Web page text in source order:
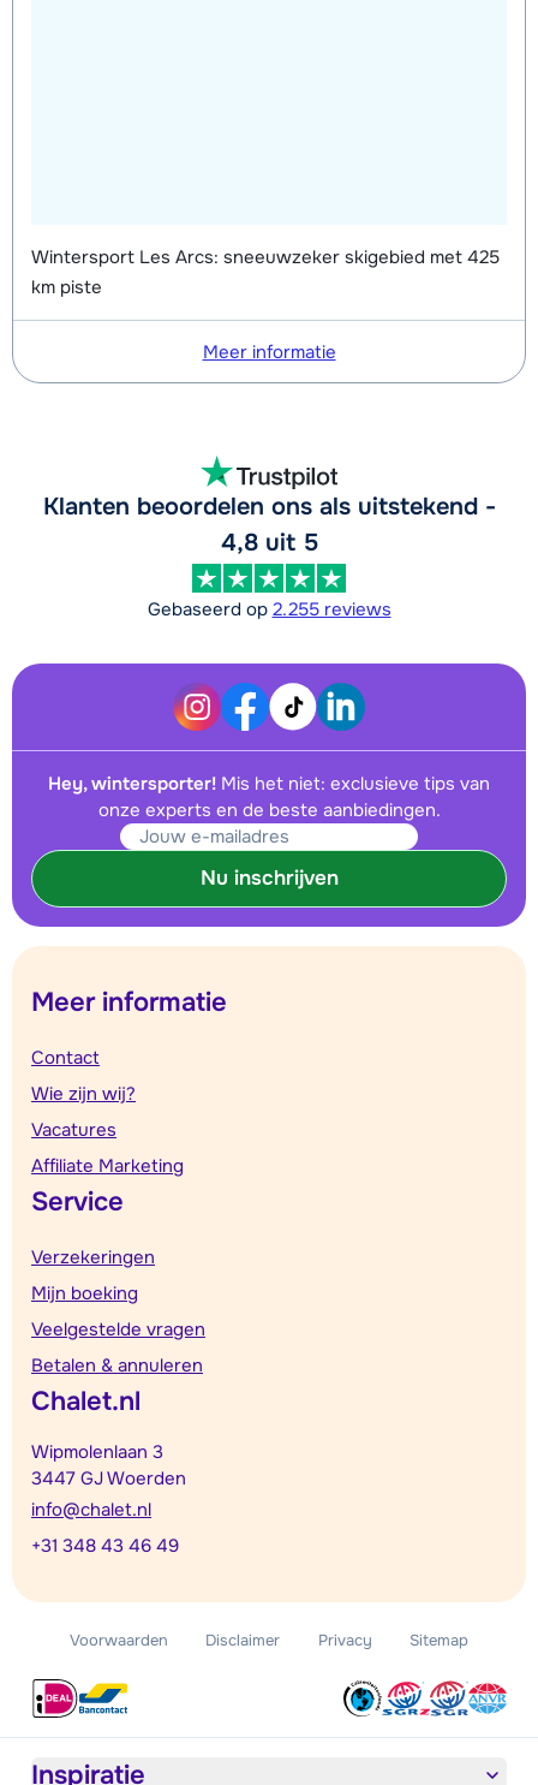
Wintersport Les Arcs: sneeuwzeker skigebied met 425
km piste
Meer informatie
Klanten beoordelen ons als uitstekend -
4,8 uit 5
Gebaseerd op 2.255 reviews
Hey, wintersporter! Mis het niet: exclusieve tips van
onze experts en de beste aanbiedingen.
Nu inschrijven
Meer informatie
Contact
Wie zijn wij?
Vacatures
Affiliate Marketing
Service
Verzekeringen
Mijn boeking
Veelgestelde vragen
Betalen & annuleren
Chalet.nl
Wipmolenlaan 3
3447 GJ Woerden
info@chalet.nl
+31 348 43 46 49
Voorwaarden Disclaimer Privacy Sitemap
Inspiratie